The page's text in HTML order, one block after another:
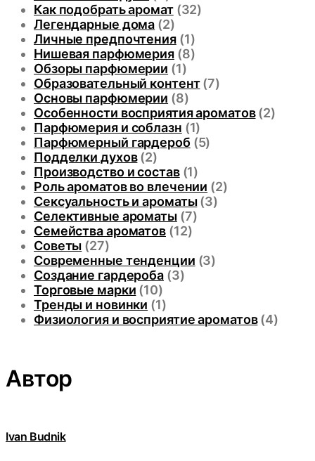
Как подобрать аромат(32)
Легендарные дома (2)
Личные предпочтения(1)
Нишевая парфюмерия(8)
Обзоры парфюмерии (1)
Образовательный контент(7)
Основы парфюмерии (8)
Особенности восприятия ароматов(2)
Парфюмерия и соблазн (1)
Парфюмерный гардероб (5)
Подделки духов(2)
Производство и состав(1)
Роль ароматов во влечении (2)
Сексуальность и ароматы(3)
Селективные ароматы(7)
Семейства ароматов(12)
Советы (27)
Современные тенденции (3)
Создание гардероба(3)
Торговые марки (10)
Тренды и новинки (1)
Физиология и восприятие ароматов(4)
Автор
Ivan Budnik